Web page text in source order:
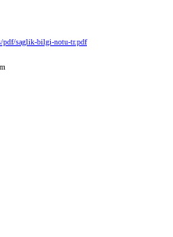
pdf/saglik-bilgi-notu-tr.pdf